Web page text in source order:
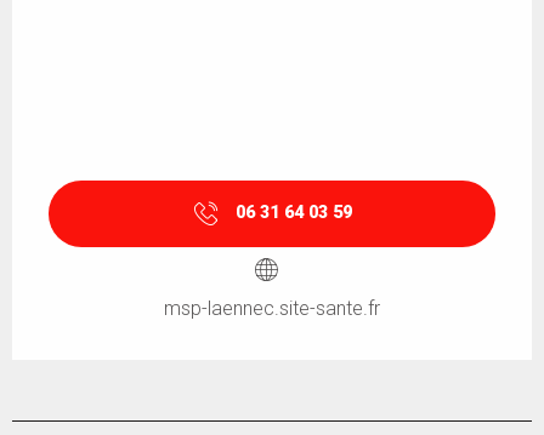
06 31 64 03 59
msp-laennec.site-sante.fr